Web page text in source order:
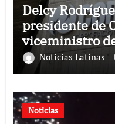
Delcy
presidente de
viceministro
Noticias Latinas
Noticias